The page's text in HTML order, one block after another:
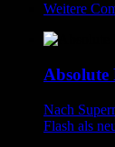
Weitere
Absolute
Nach
Flash als